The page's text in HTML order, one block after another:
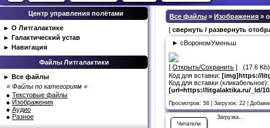
Центр управления полётами
► О Литгалактике
► Галактический устав
► Навигация
Файлы Литгалактики
► Все файлы
« Файлы по категориям »
● Текстовые файлы
● Изображения
● Аудио
● Разное
Все файлы » Изображения »
[свернуть / развернуть
► сВорономУменьш
[Открыть/Сохранить ] (17.6 Kb)
Код для вставки: [img]https://
Код для вставки (кликабельное):
[url=https://litgalaktika.ru/_ld/
Просмотров: 58 | Загрузок: 22 |
Читатели
Загрузка...